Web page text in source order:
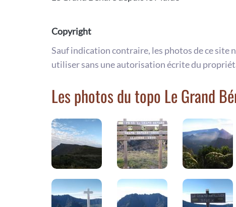
Copyright
Sauf indication contraire, les photos de ce site
utiliser sans une autorisation écrite du
Les photos du topo Le Grand